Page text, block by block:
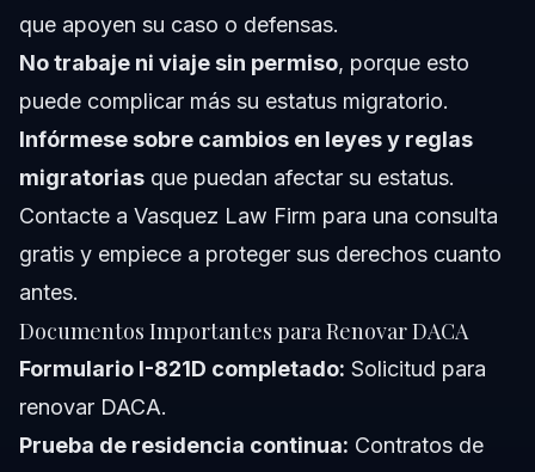
que apoyen su caso o defensas.
No trabaje ni viaje sin permiso, porque esto
puede complicar más su estatus migratorio.
Infórmese sobre cambios en leyes y reglas
migratorias que puedan afectar su estatus.
Contacte a Vasquez Law Firm para una consulta
gratis y empiece a proteger sus derechos cuanto
antes.
Documentos Importantes para Renovar DACA
Formulario I-821D completado: Solicitud para
renovar DACA.
Prueba de residencia continua: Contratos de